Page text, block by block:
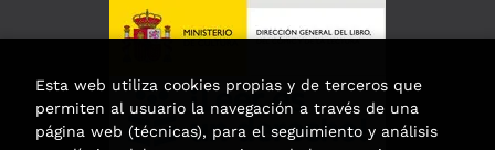
Esta web utiliza cookies propias y de terceros que
permiten al usuario la navegación a través de una
página web (técnicas), para el seguimiento y análisis